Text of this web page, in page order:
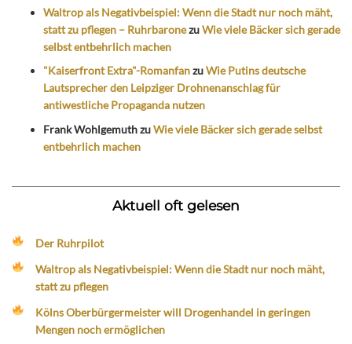
Waltrop als Negativbeispiel: Wenn die Stadt nur noch mäht,
statt zu pflegen – RuhrbaronezuWie viele Bäcker sich gerade
selbst entbehrlich machen
"Kaiserfront Extra"-RomanfanzuWie Putins deutsche
Lautsprecher den Leipziger Drohnenanschlag für
antiwestliche Propaganda nutzen
Frank WohlgemuthzuWie viele Bäcker sich gerade selbst
entbehrlich machen
Aktuell oft gelesen
Der Ruhrpilot
Waltrop als Negativbeispiel: Wenn die Stadt nur noch mäht,
statt zu pflegen
Kölns Oberbürgermeister will Drogenhandel in geringen
Mengen noch ermöglichen